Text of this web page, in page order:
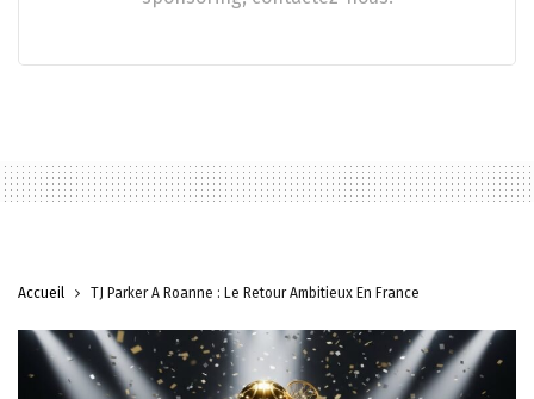
Accueil TJ Parker À Roanne : Le Retour Ambitieux En France